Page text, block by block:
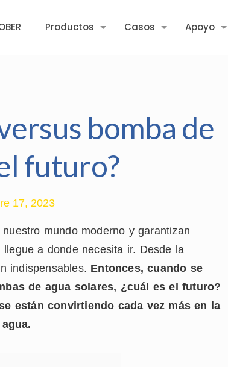
Productos Casos Apoyo
bomba de
futuro?
17, 2023
mundo moderno y garantizan
a donde necesita ir. Desde la
indispensables. Entonces, cuando se
de agua solares, ¿cuál es el futuro?
están convirtiendo cada vez más en la